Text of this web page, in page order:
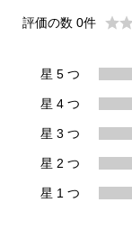
評価の数 0件
星 5 つ
星 4 つ
星 3 つ
星 2 つ
星 1 つ